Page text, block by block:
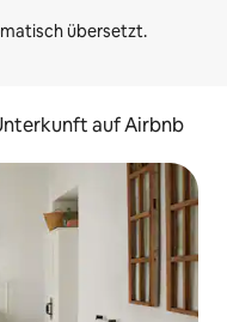
auf Airbnb